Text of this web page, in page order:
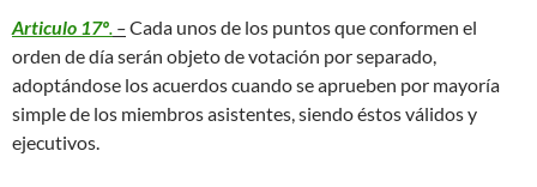
Articulo 17º. –Cada unos de los puntos que conformen el
orden de día serán objeto de votación por separado,
adoptándose los acuerdos cuando se aprueben por mayoría
simple de los miembros asistentes, siendo éstos válidos y
ejecutivos.